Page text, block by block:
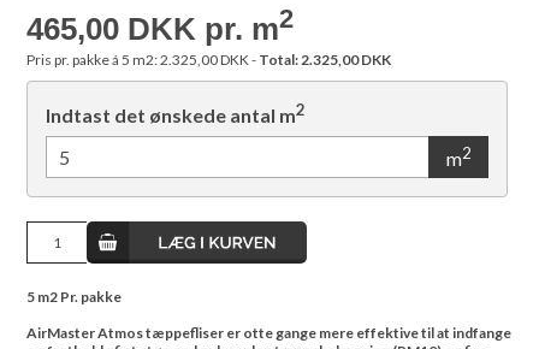
465,00 DKK pr. m2
Pris pr. pakke á 5 m2: 2.325,00 DKK - Total: 2.325,00 DKK
Indtast det ønskede antal m2
m2
5 m2 Pr. pakke
AirMaster Atmos tæppefliser er otte gange mere effektive til at indfange